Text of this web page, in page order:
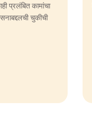
प्रलंबित कामांचा
चुकीची